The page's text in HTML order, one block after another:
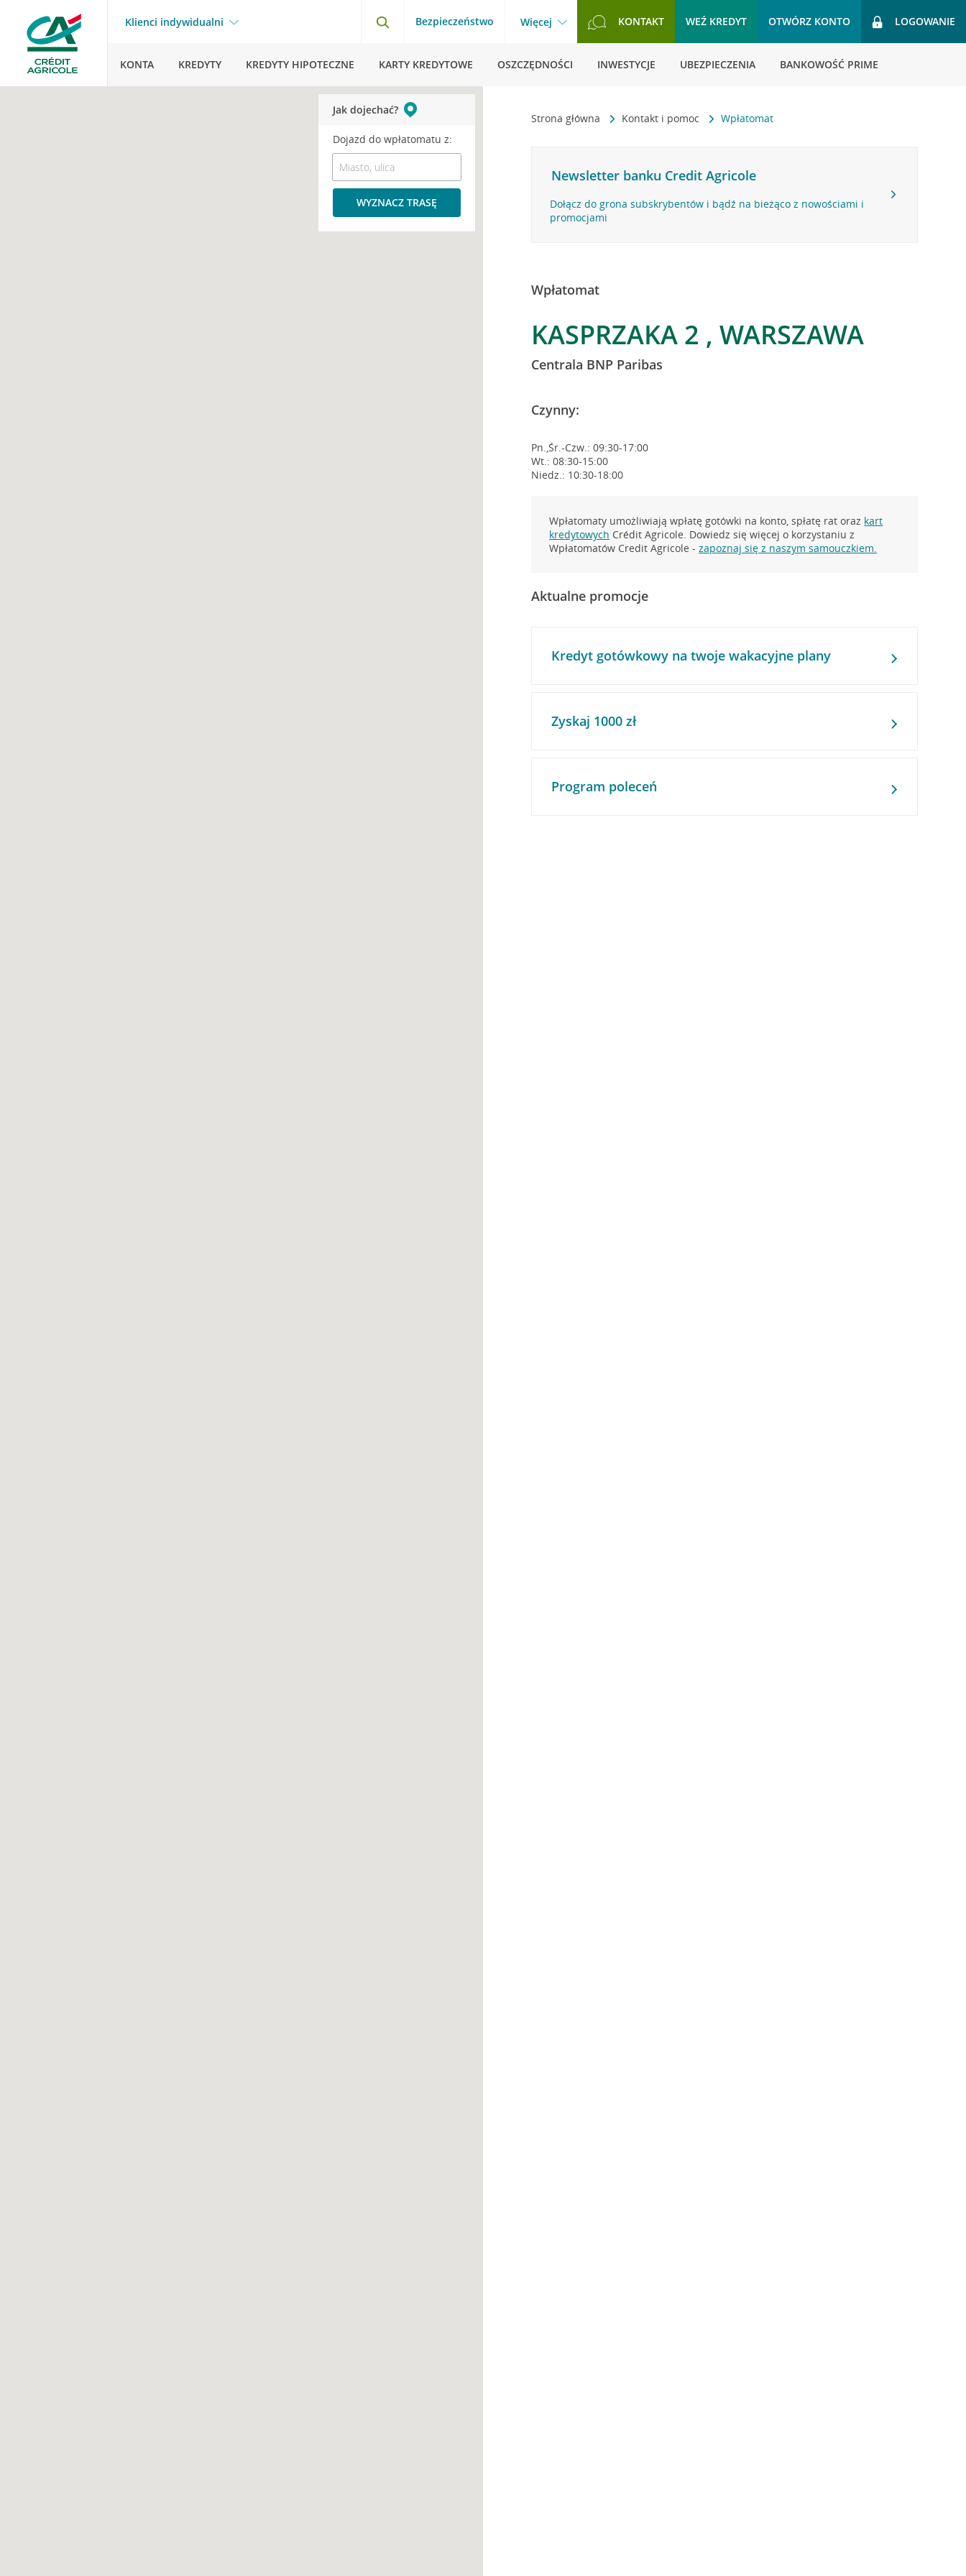
Klienci indywidualni Bezpieczeństwo Więcej KONTAKT WEŹ KREDYT OTWÓRZ KONTO LOGOWANIE
KONTA KREDYTY KREDYTY HIPOTECZNE KARTY KREDYTOWE OSZCZĘDNOŚCI INWESTYCJE UBEZPIECZENIA BANKOWOŚĆ PRIME
Strona główna Kontakt i pomoc Wpłatomat
Newsletter banku Credit Agricole
Dołącz do grona subskrybentów i bądź na bieżąco z nowościami i
promocjami
Wpłatomat
KASPRZAKA 2 , WARSZAWA
Centrala BNP Paribas
Czynny:
Pn.,Śr.-Czw.: 09:30-17:00
Wt.: 08:30-15:00
Niedz.: 10:30-18:00
Wpłatomaty umożliwiają wpłatę gotówki na konto, spłatę rat oraz kart
kredytowych Crédit Agricole. Dowiedz się więcej o korzystaniu z
Wpłatomatów Credit Agricole -zapoznaj się z naszym samouczkiem.
Aktualne promocje
Kredyt gotówkowy na twoje wakacyjne plany
Zyskaj 1000 zł
Program poleceń
Jak dojechać?
Dojazd do wpłatomatu z:
WYZNACZ TRASĘ